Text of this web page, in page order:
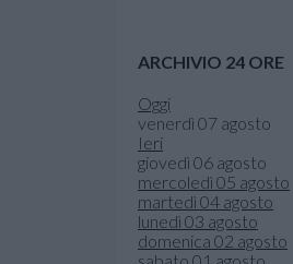
ARCHIVIO 24 ORE
Oggi
venerdì 07 agosto
Ieri
giovedì 06 agosto
mercoledì 05 agosto
martedì 04 agosto
lunedì 03 agosto
domenica 02 agosto